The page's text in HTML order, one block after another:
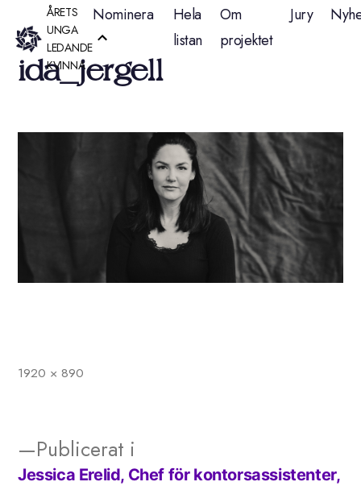
Hoppa
till
innehåll
ÅRETS
UNGA
LEDANDE
KVINNA
Nominera
Hela
listan
Om
projektet
Jury
ida_jergell
Full
1920 × 890
Publicerat i
Jessica Erelid, Chef för kontorsassistenter,